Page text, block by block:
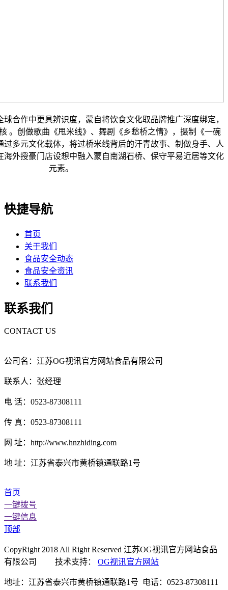
作中更具辨识度，蒙自将饮食文化取品牌推广深度绑定，
。创做歌曲《甩米线》、舞剧《乡愁桥之情》，摄制《一碗
多元文化载体，将过桥米线背后的汗青故事、制做身手、人
海外授豪门店设想中融入蒙自南湖石桥、保守平易近居等文化
元素。
快捷导航
首页
关于我们
食品安全动态
食品安全资讯
联系我们
联系我们
CONTACT US
公司名：江苏OG视讯官方网站食品有限公司
联系人：张经理
电 话：0523-87308111
传 真：0523-87308111
网 址：http://www.hnzhiding.com
地 址：江苏省泰兴市黄桥镇通联路1号
首页
一键拨号
一键信息
顶部
CopyRight 2018 All Right Reserved 江苏OG视讯官方网站食品
有限公司 技术支持： OG视讯官方网站
地址：江苏省泰兴市黄桥镇通联路1号 电话：0523-87308111